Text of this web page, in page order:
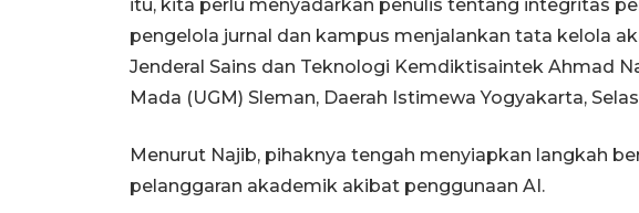
itu, kita perlu menyadarkan penulis tentang integritas
pengelola jurnal dan kampus menjalankan tata kelola
Jenderal Sains dan Teknologi Kemdiktisaintek Ahmad
Mada (UGM) Sleman, Daerah Istimewa Yogyakarta,
Menurut Najib, pihaknya tengah menyiapkan langkah
pelanggaran akademik akibat penggunaan AI.